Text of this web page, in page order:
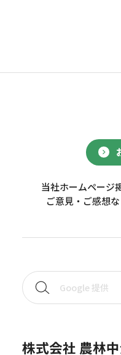
当社ホームページ
ご意見・ご感想
株式会社 農林